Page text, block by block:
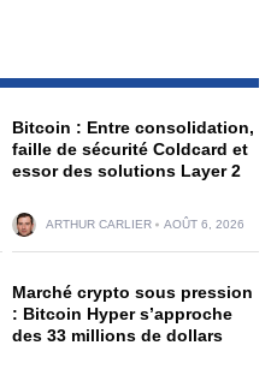
Bitcoin : Entre consolidation,
faille de sécurité Coldcard et
essor des solutions Layer 2
ARTHUR CARLIER AOÛT 6, 2026
Marché crypto sous pression
: Bitcoin Hyper s’approche
des 33 millions de dollars